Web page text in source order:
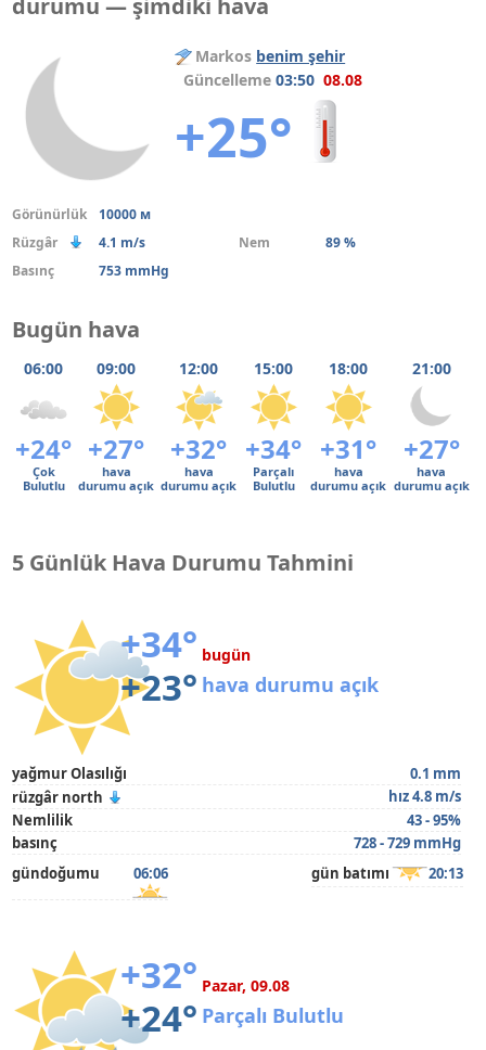
durumu — şimdiki hava
Markos benim şehir
Güncelleme03:50 08.08
+25°
Görünürlük
10000 м
Rüzgâr
4.1 m/s Nem
89 %
Basınç
753 mmHg
Bugün hava
06:00 09:00 12:00 15:00 18:00 21:00
+24° +27° +32° +34° +31° +27°
Çok
Bulutlu
hava
durumu açık
hava
durumu açık
Parçalı
Bulutlu
hava
durumu açık
hava
durumu açık
5 Günlük Hava Durumu Tahmini
+34°
+23°
bugün
hava durumu açık
yağmur Olasılığı
0.1 mm
rüzgâr north
hız 4.8 m/s
Nemlilik
43 - 95%
basınç
728 - 729 mmHg
gündoğumu
06:06 gün batımı 20:13
+32°
+24°
Pazar, 09.08
Parçalı Bulutlu